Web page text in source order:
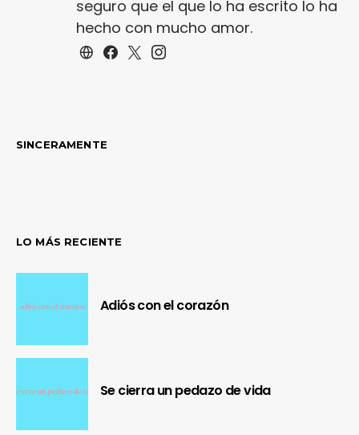
seguro que el que lo ha escrito lo ha
hecho con mucho amor.
SINCERAMENTE
LO MÁS RECIENTE
Adiós con el corazón
Se cierra un pedazo de vida